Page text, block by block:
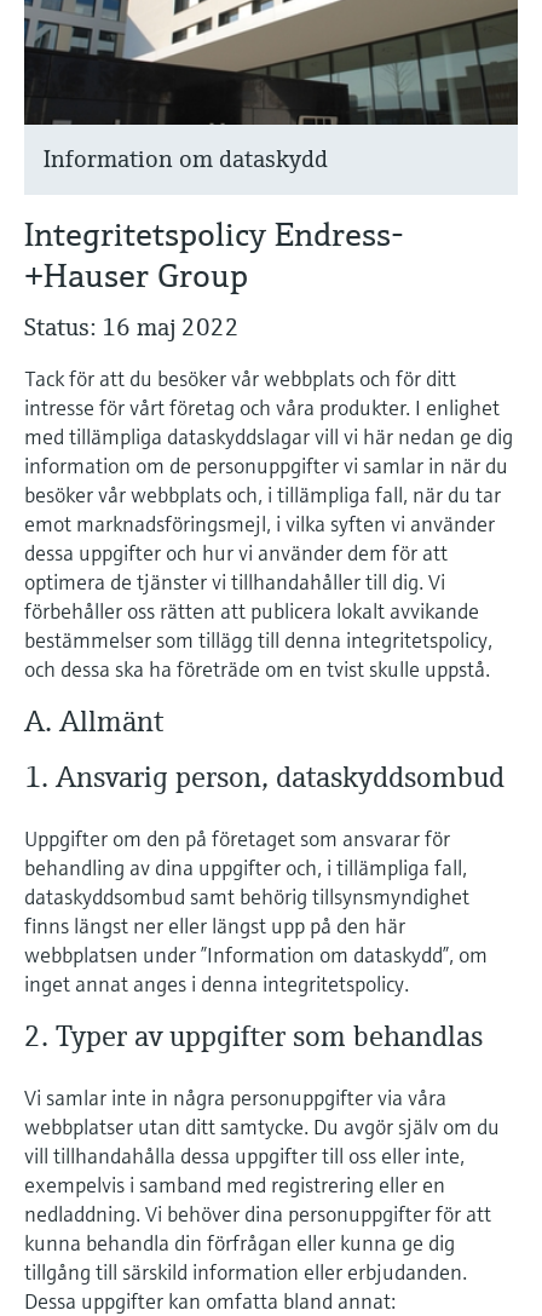
Device Viewer
Hitta produktspecifik information och
Sök efter reservdelar
Hitta reservdelar efter produktrot, orderkod
Handla allt
Microwave transmission
measurement
Memosens technology
Handla allt
Information om dataskydd
Integritetspolicy Endress-
+Hauser Group
Status: 16 maj 2022
Tack för att du besöker vår webbplats och för ditt
intresse för vårt företag och våra produkter. I enlighet
med tillämpliga dataskyddslagar vill vi här nedan ge dig
information om de personuppgifter vi samlar in när du
besöker vår webbplats och, i tillämpliga fall, när du tar
emot marknadsföringsmejl, i vilka syften vi använder
dessa uppgifter och hur vi använder dem för att
optimera de tjänster vi tillhandahåller till dig. Vi
förbehåller oss rätten att publicera lokalt avvikande
bestämmelser som tillägg till denna integritetspolicy,
och dessa ska ha företräde om en tvist skulle uppstå.
A. Allmänt
1. Ansvarig person, dataskyddsombud
Uppgifter om den på företaget som ansvarar för
behandling av dina uppgifter och, i tillämpliga fall,
dataskyddsombud samt behörig tillsynsmyndighet
finns längst ner eller längst upp på den här
webbplatsen under ”Information om dataskydd”, om
inget annat anges i denna integritetspolicy.
2. Typer av uppgifter som behandlas
Vi samlar inte in några personuppgifter via våra
webbplatser utan ditt samtycke. Du avgör själv om du
vill tillhandahålla dessa uppgifter till oss eller inte,
exempelvis i samband med registrering eller en
nedladdning. Vi behöver dina personuppgifter för att
kunna behandla din förfrågan eller kunna ge dig
tillgång till särskild information eller erbjudanden.
Dessa uppgifter kan omfatta bland annat: